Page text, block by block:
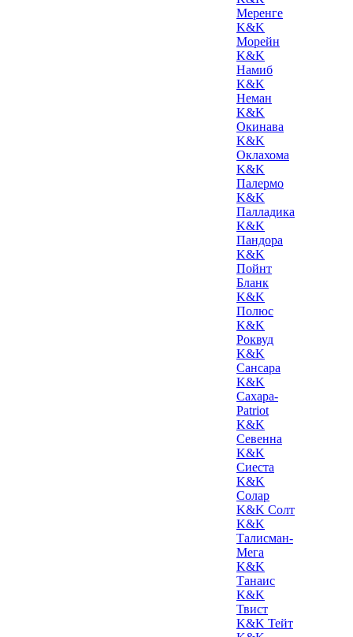
Меренге
K&K
Морейн
K&K
Намиб
K&K
Неман
K&K
Окинава
K&K
Оклахома
K&K
Палермо
K&K
Палладика
K&K
Пандора
K&K
Пойнт
Бланк
K&K
Полюс
K&K
Роквуд
K&K
Сансара
K&K
Сахара-
Patriot
K&K
Севенна
K&K
Сиеста
K&K
Солар
K&K Солт
K&K
Талисман-
Мега
K&K
Танаис
K&K
Твист
K&K Тейт